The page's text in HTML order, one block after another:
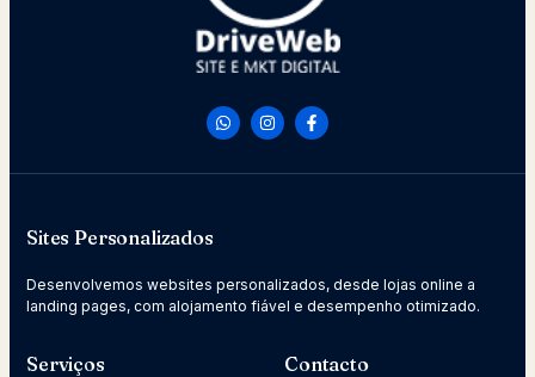
Sites Personalizados
Desenvolvemos websites personalizados, desde lojas online a
landing pages, com alojamento fiável e desempenho otimizado.
Serviços Contacto